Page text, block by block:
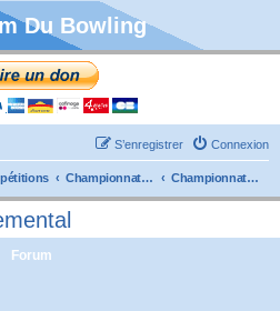
Du Bowling
Connexion
S’enregistrer
Championnats de France Championnat Départemental
Forum